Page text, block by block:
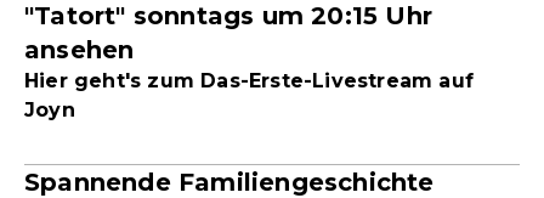
"Tatort" sonntags um 20:15 Uhr
ansehen
Hier geht's zum Das-Erste-Livestream auf
Joyn
Spannende Familiengeschichte